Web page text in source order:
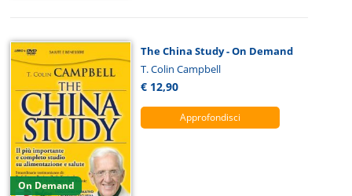
On Demand
The China Study - On Demand
T. Colin Campbell
€ 12,90
Approfondisci